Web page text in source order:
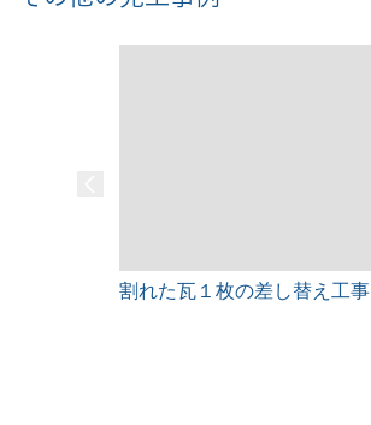
割れた瓦１枚の差し替え工事